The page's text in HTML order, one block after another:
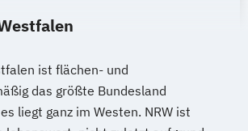
ist flächen- und
das größte Bundesland
liegt ganz im Westen. NRW ist